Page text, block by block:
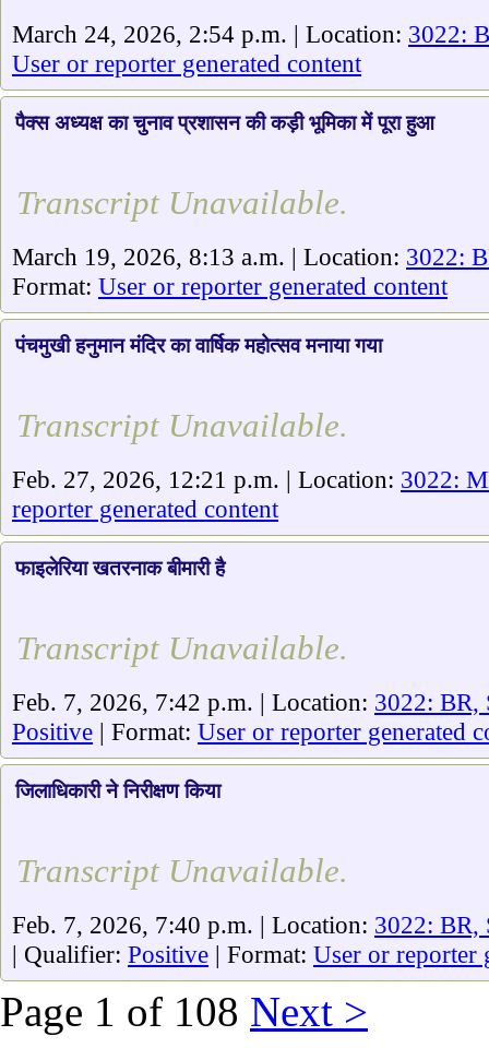
March 24, 2026, 2:54 p.m. | Location: 3022:
User or reporter generated content
पैक्स अध्यक्ष का चुनाव प्रशासन की कड़ी भूमिका में पूरा हुआ
Transcript Unavailable.
March 19, 2026, 8:13 a.m. | Location: 3022:
Format: User or reporter generated content
पंचमुखी हनुमान मंदिर का वार्षिक महोत्सव मनाया गया
Transcript Unavailable.
Feb. 27, 2026, 12:21 p.m. | Location: 3022:
reporter generated content
फाइलेरिया खतरनाक बीमारी है
Transcript Unavailable.
Feb. 7, 2026, 7:42 p.m. | Location: 3022: BR,
Positive | Format: User or reporter generated
जिलाधिकारी ने निरीक्षण किया
Transcript Unavailable.
Feb. 7, 2026, 7:40 p.m. | Location: 3022: BR,
| Qualifier: Positive | Format: User or reporter
Page 1 of 108 Next >